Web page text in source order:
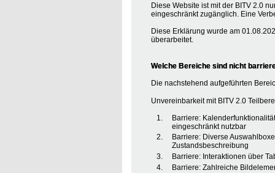
Diese Website ist mit der BITV 2.0
eingeschränkt zugänglich. Eine
Diese Erklärung wurde am
überarbeitet.
Welche Bereiche sind nicht
Die nachstehend aufgeführten
Unvereinbarkeit mit BITV 2.0
Barriere:
eingeschränkt nutzbar
Barriere: Diverse
Zustandsbeschreibung
Barriere: Interaktionen über
Barriere: Zahlreiche